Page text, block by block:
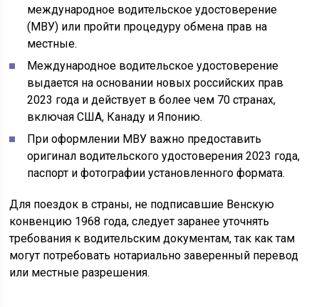
международное водительское удостоверение
(МВУ) или пройти процедуру обмена прав на
местные.
Международное водительское удостоверение
выдается на основании новых российских прав
2023 года и действует в более чем 70 странах,
включая США, Канаду и Японию.
При оформлении МВУ важно предоставить
оригинал водительского удостоверения 2023 года,
паспорт и фотографии установленного формата.
Для поездок в страны, не подписавшие Венскую
конвенцию 1968 года, следует заранее уточнять
требования к водительским документам, так как там
могут потребовать нотариально заверенный перевод
или местные разрешения.